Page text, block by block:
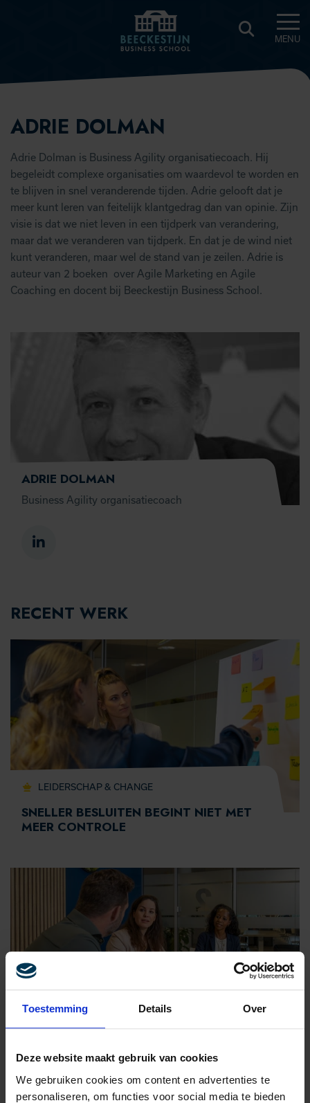
Toestemming Details Over
Deze website maakt gebruik van cookies
We gebruiken cookies om content en advertenties te
personaliseren, om functies voor social media te bieden
BEECKESTIJN
MENU
ADRIE DOLMAN
Adrie Dolman is Business Agility organisatiecoach. Hij
begeleidt complexe organisaties om waardevol te worden en
te blijven in snel veranderende tijden. Adrie gelooft dat je
meer kunt leren van feitelijk klantgedrag dan van opinie. Zijn
visie is dat we niet leven in een tijdperk van verandering,
maar dat we veranderen van tijdperk. En dat je de wind niet
kunt veranderen, maar wel de stand van je zeilen. Adrie is
auteur van 2 boeken over Agile Marketing en Agile
Coaching en docent bij Beeckestijn Business School.
ADRIE DOLMAN
Business Agility organisatiecoach
RECENT WERK
LEIDERSCHAP & CHANGE
SNELLER BESLUITEN BEGINT NIET MET
MEER CONTROLE
LEIDERSCHAP & CHANGE
BESLUITEN. ZE NAMEN ZE GEWOON